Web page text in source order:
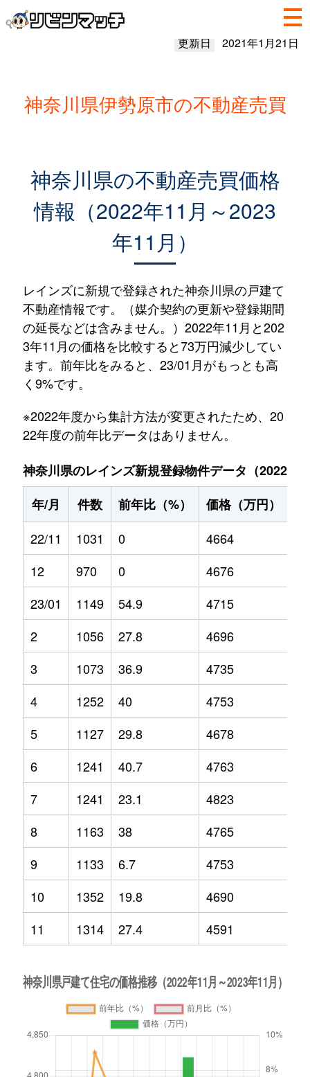
更新日 2021年1月21日
神奈川県伊勢原市の不動産売買
神奈川県の不動産売買価格
情報（2022年11月～2023
年11月）
レインズに新規で登録された神奈川県の戸建て
不動産情報です。（媒介契約の更新や登録期間
の延長などは含みません。）2022年11月と202
3年11月の価格を比較すると73万円減少してい
ます。前年比をみると、23/01月がもっとも高
く9%です。
※2022年度から集計方法が変更されたため、20
22年度の前年比データはありません。
神奈川県のレインズ新規登録物件データ（2022年
年/月
件数 前年比（%） 価格（万円）
22/11
1031 0 4664
12
970 0 4676
23/01
1149 54.9 4715
2
1056 27.8 4696
3
1073 36.9 4735
4
1252 40 4753
5
1127 29.8 4678
6
1241 40.7 4763
7
1241 23.1 4823
8
1163 38 4765
9
1133 6.7 4753
10
1352 19.8 4690
11
1314 27.4 4591